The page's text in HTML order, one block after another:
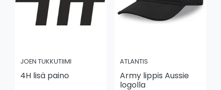
JOEN TUKKUTIIMI
4H lisä paino
ATLANTIS
Army lippis Aussie
logolla